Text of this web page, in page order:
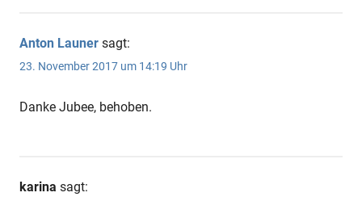
Anton Launer sagt:
23. November 2017 um 14:19 Uhr
Danke Jubee, behoben.
karina sagt: